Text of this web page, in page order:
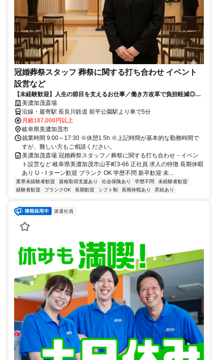
冠婚葬祭スタッフ 葬祭に関する打ち合わせ イベント
設営など
【未経験歓迎】人生の節目を支えるお仕事／働き方改革で負担軽減◎丁
寧な研修制度で初心者の方も安心♪異業種からの転職者も多数活躍中！週
休二日制でプライベートも充実◎安定して長く働けます
美濃加茂斎場
沿線・最寄駅 長良川鉄道 前平公園駅より車で5分
月給187,000円以上
岐阜県美濃加茂市
就業時間 9:00～17:30 ※休憩1.5h ※上記時間が基本的な勤務時間で
すが、難しい方もご相談ください。
美濃加茂斎場 冠婚葬祭スタッフ／葬祭に関する打ち合わせ・イベン
ト設営など 岐阜県美濃加茂市山手町3-66 正社員 求人の特徴 長期休暇
あり U・I ターン歓迎 ブランク OK 学歴不問 新卒歓迎 未...
業界未経験者歓迎 資格取得支援あり 社会保険あり 学歴不問
未経験者歓迎
経験者歓迎
ブランクOK 長期歓迎 シフト制 長期休暇あり 昇給あり
派遣社員